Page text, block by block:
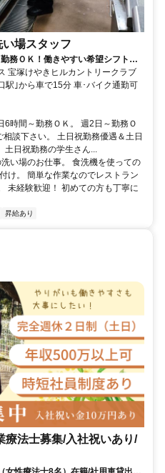
場スタッフ
務ＯＫ！働きやすい希望シフト
での洗い場のお仕事！
宝塚けやきヒルカントリークラブ
能勢口駅｣から車で15分 車･バイク通勤可
時間～勤務ＯＫ。 週2日～勤務Ｏ
談下さい。 土日祝勤務優遇＆土日
日祝勤務の学生さん...
い場のお仕事。 食洗機を使っての
け。 簡単な作業なのでレストラン
未経験歓迎！ 初めての方も丁寧に
昇給あり
療法士募集/入社祝いあり/